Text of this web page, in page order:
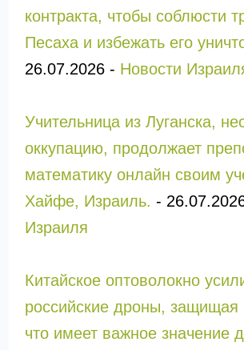
контракта, чтобы соблюсти
Песаха и избежать его
26.07.2026- Новости
Учительница из Луганска,
оккупацию, продолжает
математику онлайн своим
Хайфе, Израиль. -
Израиля
Китайское оптоволокно
российские дроны, защищая
что имеет важное значение